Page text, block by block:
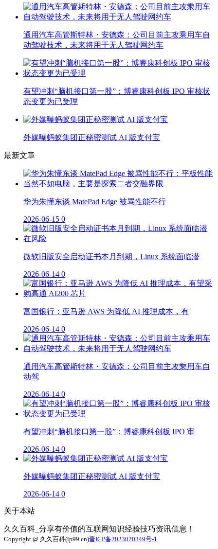
通用汽车高管斯特林・安德森：公司目前主攻乘用车自
动驾驶技术，未来将用于无人驾驶网约车
有望冲刺“脑机接口第一股”：博睿康科创板 IPO 审核状
态变更为已受理
外媒曝蚂蚁集团正秘密测试 AI 版支付宝
最新文章
华为朱懂东谈 MatePad Edge 被骂性能不行
2026-06-15 0
微软旧版安全启动证书本月到期，Linux 系统面临潜
2026-06-14 0
富国银行：亚马逊 AWS 为降低 AI 推理成本，有
2026-06-14 0
通用汽车高管斯特林・安德森：公司目前主攻乘用车自
动驾
2026-06-14 0
有望冲刺“脑机接口第一股”：博睿康科创板 IPO 审
2026-06-14 0
外媒曝蚂蚁集团正秘密测试 AI 版支付宝
2026-06-14 0
关于本站
久久百科_分享有价值的互联网知识经验技巧资讯信息！
Copyright @ 久久百科(ip99.cn)晋ICP备2023020349号-1